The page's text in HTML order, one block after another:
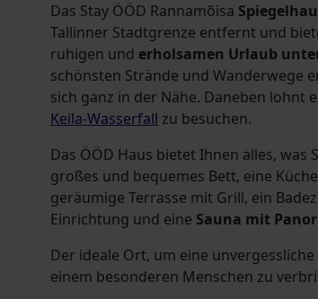
Das Stay ÖÖD Rannamõisa
Tallinner Stadtgrenze entfernt und
ruhigen und erholsamen Urlaub
schönsten Strände und Wanderwege
sich ganz in der Nähe. Daneben lohnt
Keila-Wasserfall zu besuchen.
Das ÖÖD Haus bietet Ihnen alles,
großes und bequemes Bett, eine
geräumige Terrasse mit Grill, ein
Einrichtung und eine Sauna mit
Der ideale Ort, um eine
einem besonderen Menschen zu